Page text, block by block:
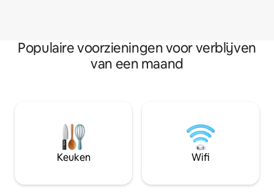
Populaire voorzieningen voor verblijven
van een maand
Keuken Wifi